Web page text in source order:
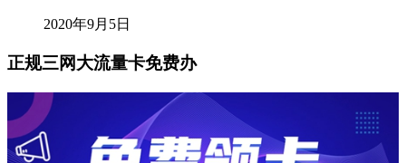
2020年9月5日
正规三网大流量卡免费办